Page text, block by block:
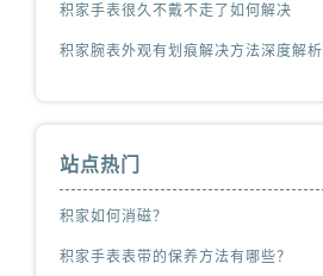
积家手表很久不戴不走了如何解决
积家腕表外观有划痕解决方法深度解析
站点热门
积家如何消磁？
积家手表表带的保养方法有哪些？